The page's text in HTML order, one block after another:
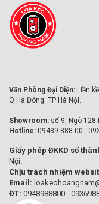
Văn Phòng Đại Diện: Liền
Q Hà Đông. TP Hà Nội.
Showroom: số 9, Ngõ 128
Hotline: 09489.888.00 -
Giấy phép ĐKKD số
Nội.
Chịu trách nhiệm
Email:
ĐT: 0948988800 -